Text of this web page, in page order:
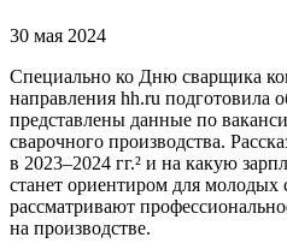
30 мая 2024
Специально ко Дню сварщика
направления hh.ru подготовила
представлены данные по
сварочного производства.
в 2023–2024 гг.² и на какую
станет ориентиром для молодых
рассматривают
на производстве.